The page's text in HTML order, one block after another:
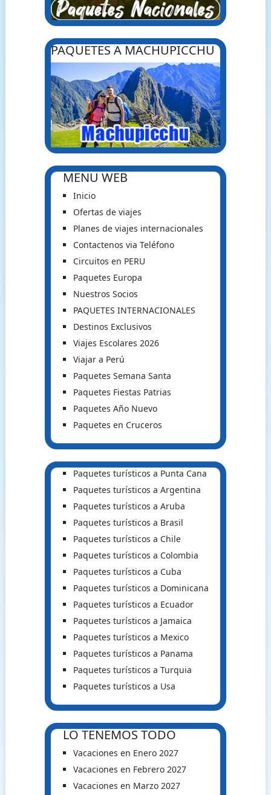
PAQUETES A MACHUPICCHU
MENU WEB
Inicio
Ofertas de viajes
Planes de viajes internacionales
Contactenos via Teléfono
Circuitos en PERU
Paquetes Europa
Nuestros Socios
PAQUETES INTERNACIONALES
Destinos Exclusivos
Viajes Escolares 2026
Viajar a Perú
Paquetes Semana Santa
Paquetes Fiestas Patrias
Paquetes Año Nuevo
Paquetes en Cruceros
Paquetes turísticos a Punta Cana
Paquetes turísticos a Argentina
Paquetes turísticos a Aruba
Paquetes turísticos a Brasil
Paquetes turísticos a Chile
Paquetes turísticos a Colombia
Paquetes turísticos a Cuba
Paquetes turísticos a Dominicana
Paquetes turísticos a Ecuador
Paquetes turísticos a Jamaica
Paquetes turísticos a Mexico
Paquetes turísticos a Panama
Paquetes turísticos a Turquia
Paquetes turísticos a Usa
LO TENEMOS TODO
Vacaciones en Enero 2027
Vacaciones en Febrero 2027
Vacaciones en Marzo 2027